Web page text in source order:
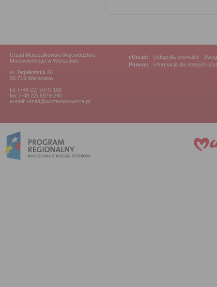
Urząd Marszałkowski Województwa
Mazowieckiego w Warszawie
ul. Jagiellońska 26
03-719 Warszawa
tel. (+48 22) 5979-100
fax (+48 22) 5979-290
e-mail: urzad@wrotamazowsza.pl
eUrząd: Usługi dla obywateli
Pomoc:
Informacja dla nowych